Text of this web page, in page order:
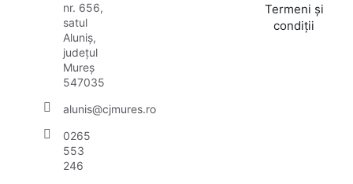
nr. 656,
satul
Aluniș,
județul
Mureș
547035
alunis@cjmures.ro
0265
553
246
Termeni și
condiții